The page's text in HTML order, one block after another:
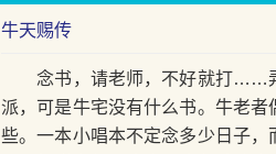
牛天赐传
念书，请老师，不好就打……弄
派，可是牛宅没有什么书。牛老
些。一本小唱本不定念多少日子，